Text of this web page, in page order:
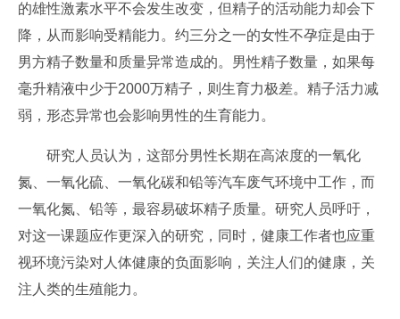
的雄性激素水平不会发生改变，但精子的活动能力却会下
降，从而影响受精能力。约三分之一的女性不孕症是由于
男方精子数量和质量异常造成的。男性精子数量，如果每
毫升精液中少于2000万精子，则生育力极差。精子活力减
弱，形态异常也会影响男性的生育能力。
研究人员认为，这部分男性长期在高浓度的一氧化
氮、一氧化硫、一氧化碳和铅等汽车废气环境中工作，而
一氧化氮、铅等，最容易破坏精子质量。研究人员呼吁，
对这一课题应作更深入的研究，同时，健康工作者也应重
视环境污染对人体健康的负面影响，关注人们的健康，关
注人类的生殖能力。